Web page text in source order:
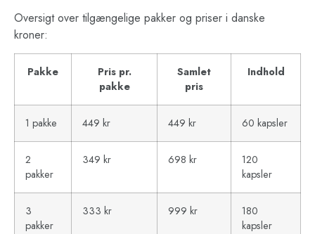
Oversigt over tilgængelige pakker og priser i danske
kroner:
Pakke
Pris pr.
pakke
Samlet
pris
Indhold
1 pakke 449 kr 449 kr 60 kapsler
2
pakker
349 kr 698 kr
120
kapsler
3
pakker
333 kr 999 kr
180
kapsler